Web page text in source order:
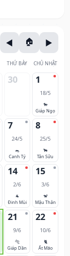
THỨ BẢY CHỦ NHẬT
30 1
18/5
🐎
Giáp Ngọ
7
24/5
🐀
Canh Tý
8
25/5
🐂
Tân Sửu
14
2/6
🐐
Đinh Mùi
15
3/6
🐒
Mậu Thân
21
9/6
🐅
Giáp Dần
22
10/6
🐈
Ất Mão